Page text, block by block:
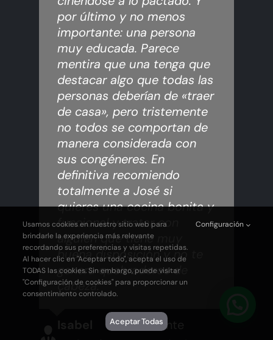
por último y no menos
importante: una persona
muy educada. Parece
mentira que una tenga que
destacar algo que todas las
personas deberían de «traer
de casa», pero tristemente
no todos se comportan de
manera considerada con
sus congéneres. En
definitiva recomiendo
totalmente a José si
quieres una cocina bonita y
funcional y tratar con
alguien que tiene muy
buena disposición y no te
genera quebraderos de
cabeza.”
,Cliente
Usamos cookies en nuestro sitio web para
brindarle la experiencia más relevante
recordando sus preferencias y visitas repetidas.
Al hacer clic en "Aceptar todo", acepta el uso de
TODAS las cookies. Sin embargo, puede visitar
"Configuración de cookies" para proporcionar un
consentimiento controlado.
Configuración
Aceptar Todas